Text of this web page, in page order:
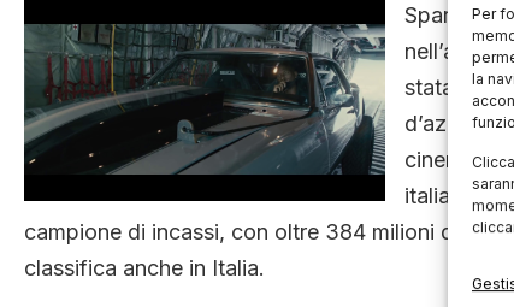
Per
la
Sparco,
stata
d’azione
italiano
campione di incassi, con oltre 384 milioni di
classifica anche in Italia.